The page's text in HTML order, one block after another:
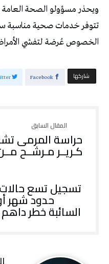
ويحذر مسؤولو الصحة العامة
تتوفر خدمات صحية مناسبة
الخصوص عُرضة لتفشي
‫‫ شاركها‬ Facebook
حراسة المرمى
كـريــر مـرشــح
تسجيل تسع
حدود شهر
السائبة خطر